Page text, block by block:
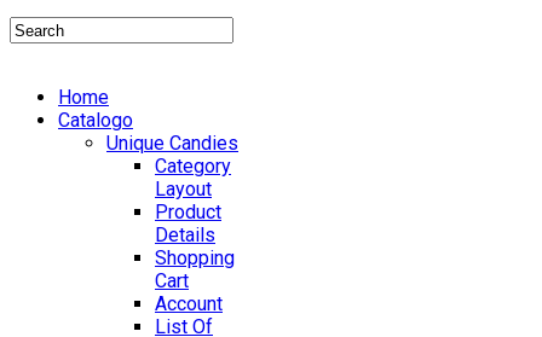
Home
Catalogo
Unique Candies
Category
Layout
Product
Details
Shopping
Cart
Account
List Of